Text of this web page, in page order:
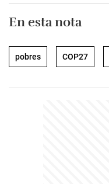
En esta nota
pobres COP27